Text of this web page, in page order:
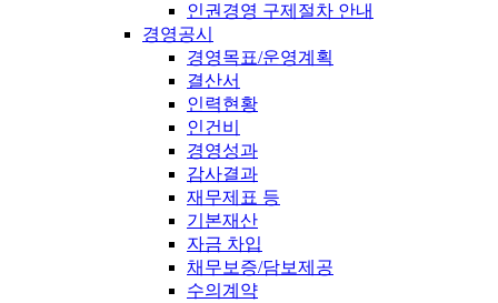
인권경영 구제절차 안내
경영공시
경영목표/운영계획
결산서
인력현황
인건비
경영성과
감사결과
재무제표 등
기본재산
자금 차입
채무보증/담보제공
수의계약